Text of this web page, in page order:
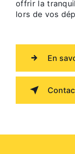
offrir la
lors de vos
En